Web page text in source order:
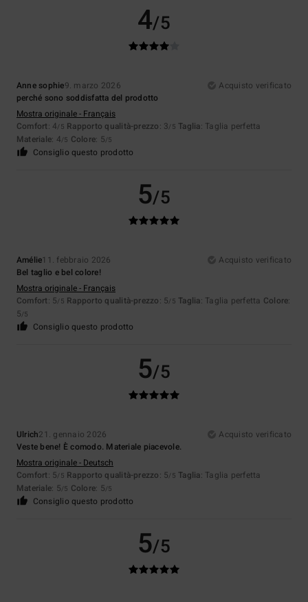
4/5
Anne sophie9. marzo 2026
Acquisto verificato
perché sono soddisfatta del prodotto
Mostra originale - Français
Comfort: 4/5 Rapporto qualità-prezzo: 3/5 Taglia: Taglia perfetta
Materiale: 4/5 Colore: 5/5
Consiglio questo prodotto
5/5
Amélie11. febbraio 2026
Acquisto verificato
Bel taglio e bel colore!
Mostra originale - Français
Comfort: 5/5 Rapporto qualità-prezzo: 5/5 Taglia: Taglia perfetta Colore:
5/5
Consiglio questo prodotto
5/5
Ulrich21. gennaio 2026
Acquisto verificato
Veste bene! È comodo. Materiale piacevole.
Mostra originale - Deutsch
Comfort: 5/5 Rapporto qualità-prezzo: 5/5 Taglia: Taglia perfetta
Materiale: 5/5 Colore: 5/5
Consiglio questo prodotto
5/5